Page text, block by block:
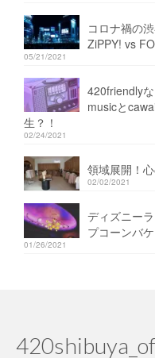
コロナ禍の
ZiPPY! vs
05/21/2021
420friendly
musicと
生？！
02/24/2021
領域展開！
02/02/2021
ディズニー
プコーンバ
01/26/2021